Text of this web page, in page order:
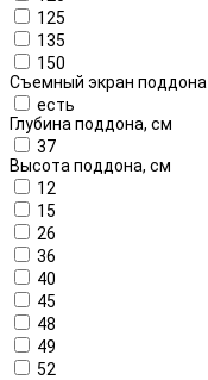
125
135
150
Съемный экран поддона
есть
Глубина поддона, см
37
Высота поддона, см
12
15
26
36
40
45
48
49
52